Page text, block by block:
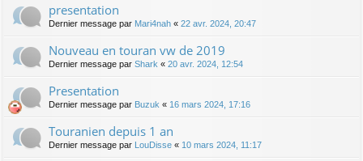
presentation
Dernier message par Mari4nah « 22 avr. 2024, 20:47
Nouveau en touran vw de 2019
Dernier message par Shark « 20 avr. 2024, 12:54
Presentation
Dernier message par Buzuk « 16 mars 2024, 17:16
Touranien depuis 1 an
Dernier message par LouDisse « 10 mars 2024, 11:17